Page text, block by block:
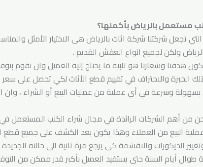
مستعمل بالرياض بأكملها؟
التي تجعل شركتنا شركة اثاث بالرياض هى الاختيار الأمثل
ولكن لجميع انواع العفش القديم .
هدفنا وشعارنا هو تلبية ما يحتاج إليه العميل وان نقوم
الخبرة والاحتراف في تقييم قطع الأثاث لكي تحصل على
وسرعة في أي عملية من عمليات البيع أو الشراء ،
من أهم الشركات الرائدة في مجال شراء الكنب المستعمل
عملية البيع من العملاء وهذا يكون بعد الكشف على جميع
الديكورات والاقشمة كى يرجع مرة ثانية الى حالته
أيام السنة حتى يستفيد العميل بأكبر قدر ممكن من